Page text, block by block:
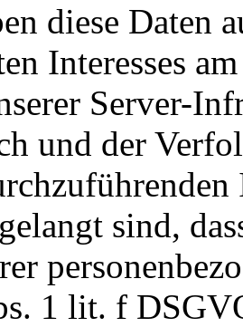
diese Daten
Interesses
Server-
und der
sind,
1 lit. f